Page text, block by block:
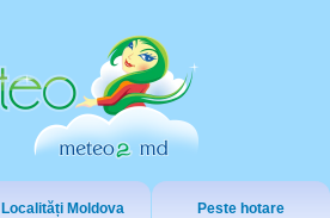
Localități Moldova Peste hotare